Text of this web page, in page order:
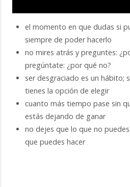
el momento en que dudas si
siempre de poder hacerlo
no mires atrás y preguntes:
pregúntate: ¿por qué no?
ser desgraciado es un hábito;
tienes la opción de elegir
cuanto más tiempo pase sin
estás dejando de ganar
no dejes que lo que no
que puedes hacer